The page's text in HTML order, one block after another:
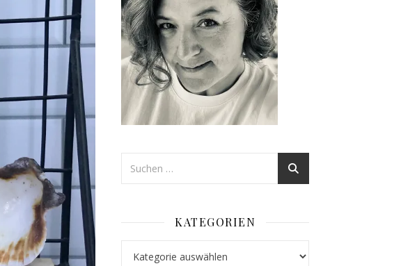
KATEGORIEN